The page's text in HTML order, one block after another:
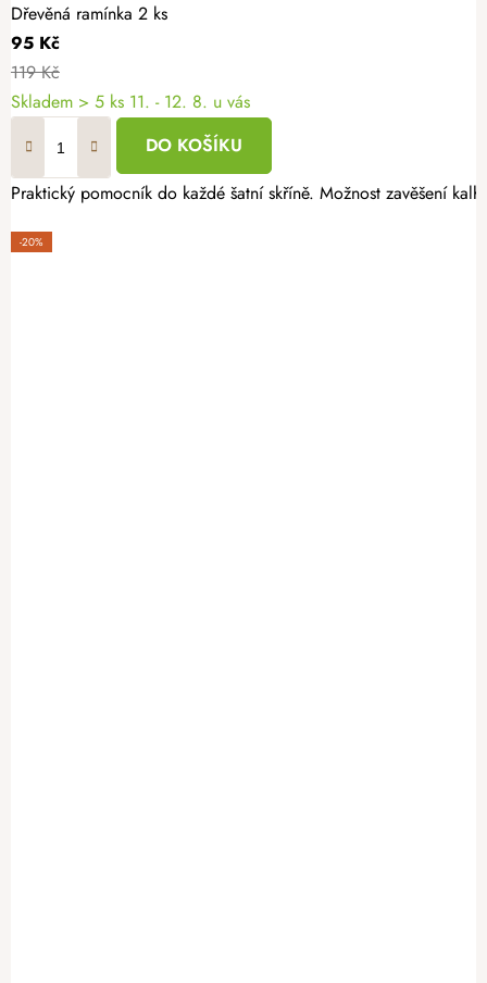
Dřevěná ramínka 2 ks
95 Kč
119 Kč
Skladem > 5 ks 11. - 12. 8. u vás
DO KOŠÍKU
Praktický pomocník do každé šatní skříně. Možnost zavěšení
-20%